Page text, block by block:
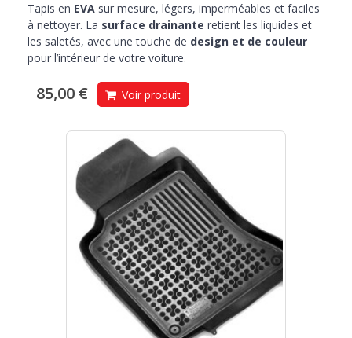
Tapis en EVA sur mesure, légers, imperméables et faciles
à nettoyer. La surface drainante retient les liquides et
les saletés, avec une touche de design et de couleur
pour l’intérieur de votre voiture.
85,00 € Voir produit